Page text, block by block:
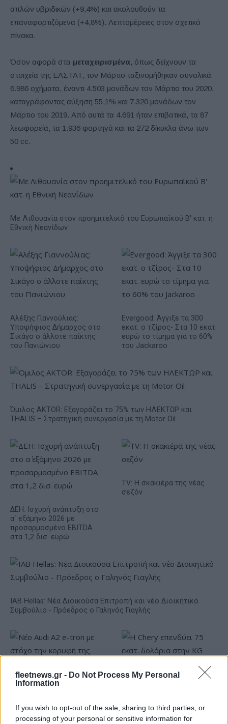
fleetnews.gr - Do Not Process My Personal
Information
If you wish to opt-out of the sale, sharing to third parties, or
processing of your personal or sensitive information for
απλών υβριδικών (+9,4%) και ακολουθούν τα
επαναφορτιζόμενα (+4,8%). Λεπτομέρειες στον σχετικό
πίνακα.
Όσον αφορά στα μεταχειρισμένα, όπως δείχνουν τα
στοιχεία της ΕΛΣΤΑΤ, τον Μάρτιο ταξινομήθηκαν συνολικά
6.986 οχήματα, έναντι 4.503 μονάδων τον Μάρτιο του 2020,
καταγράφοντας αύξηση 55,1% και 7.320 μονάδων τον
Μάρτιο του 2019. Από αυτά τα 4.691 ήταν επιβατικά, τα 87
λεωφορεία, τα 1.936 φορτηγά και τα 272 δίκυκλα άνω των
50 cc.
Με Λιθουανία στον προημιτελικό του Ευρωπαϊκού Β' κατ. η
Εθνική Νεανίδων
Αλέξης Γιαννούλιας:
Υποψήφιος Δήμαρχος στο
Σικάγο ο άλλοτε παίκτης
του Πανιώνιου
Evergood: Άγγιξε τα 300
εκατ. ο τζίρος- Στα 10 εκατ.
ευρώ το τίμημα για το 60%
του Jackaroo
Όμιλος AKTOR: Εξαγοράζει το 75% των ΗΛΕΚΤΩΡ και
THALIS – Στρατηγική συνεργασία με τη Motor Oil
ΔΕΗ: Ισχυρή ανάπτυξη στο
α΄ εξάμηνο 2026 με
προσαρμοσμένο EBITDA
στα 1,2 δισ. ευρώ
TV: Η σκακιέρα της νέας
σεζόν
IAB Hellas: Νέα Διοικούσα Επιτροπή και νέο Διοικητικό
Συμβούλιο - Πρόεδρος ο Γαληνός Γιαγλής
Νέο Audi A2 e-tron με
αποδοτικότητας